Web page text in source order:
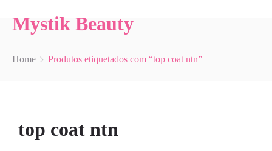
Mystik Beauty
Home Produtos etiquetados com “top coat ntn”
top coat ntn